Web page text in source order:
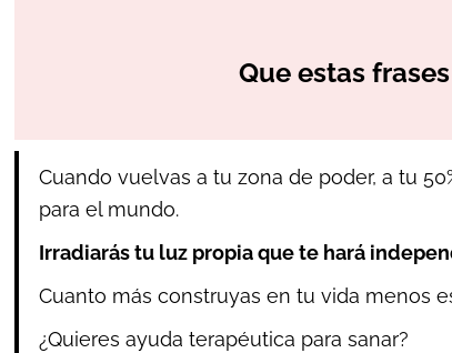
Que estas
Cuando vuelvas a tu zona de poder, a tu
para el mundo.
Irradiarás tu luz propia que te hará
Cuanto más construyas en tu vida menos
¿Quieres ayuda terapéutica para sanar?